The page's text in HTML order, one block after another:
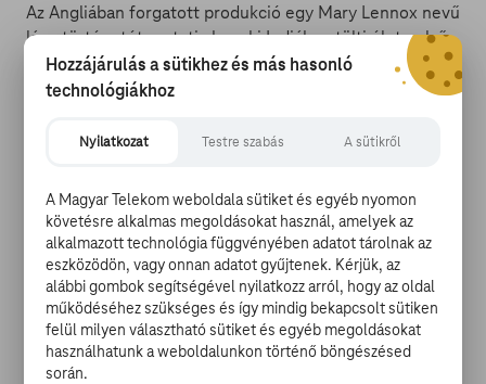
Az Angliában forgatott produkció egy Mary Lennox nevű
lány történetét mutatja be, aki Indiában tölti élete első
10 évét egy olyan családnál, ahol senki se szereti. Szülei
elvesztése után Angliába kerül, ahol Archibald nagybácsi
titok mellett a házban talál rá szintén elutasított
kilométerköve egy titokzatos, de annál csodálatosabb
kertben található.
A film rendezője az elismert tévés szakember Marc
Munden, írója Jack Thorne. Az előzetestide kattintva
tekintheted meg.
Hozzájárulás a sütikhez és más hasonló
technológiákhoz
Nyilatkozat Testre szabás A sütikről
A Magyar Telekom weboldala sütiket és egyéb nyomon
követésre alkalmas megoldásokat használ, amelyek az
alkalmazott technológia függvényében adatot tárolnak az
eszközödön, vagy onnan adatot gyűjtenek. Kérjük, az
alábbi gombok segítségével nyilatkozz arról, hogy az oldal
működéséhez szükséges és így mindig bekapcsolt sütiken
felül milyen választható sütiket és egyéb megoldásokat
használhatunk a weboldalunkon történő böngészésed
során.